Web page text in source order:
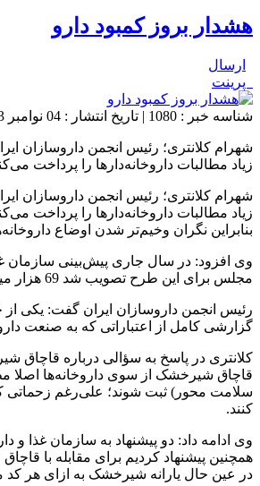
هشدار بروز کمبود دارو
ارسال
پرینت
شناسه خبر : 1080 | تاریخ انتشار : 04 نوامبر 2023 - 20:30 | ارسال توسط :
زیاد مطالبات داروخانه‌دارها را پرداخت
زیاد مطالبات داروخانه‌دارها را پرداخت
بنابراین نگران وخیم‌تر شدن اوضاع
مجلس برای این طرح تصویب شد 69 هزار میلیارد تومان بود که از این میزان، مشخص نشد که چه میزان سهم بخش خصوصی و چه میزان سهم دولت بوده است‌.
رئیس انجمن داروسازان ایران گفت: یکی
گزارشی کامل از اعتباراتی که به صنعت
کلانتری در پاسخ به سؤالی درباره قاچاق
قاچاق شیرخشک از سوی داروخانه‌ها اصلا
کنند.
در عین حال یارانه شیرخشک به ازای هر کد